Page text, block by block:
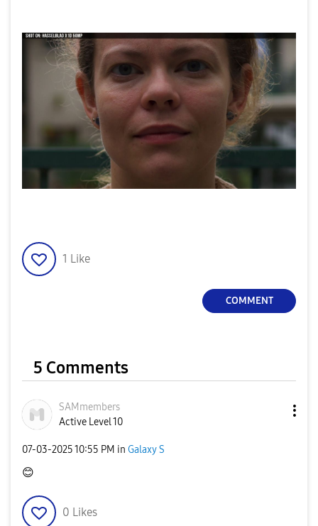
1 Like
COMMENT
5 Comments
SAMmembers
Active Level 10
‎07-03-202510:55 PM in Galaxy S
😊
0 Likes